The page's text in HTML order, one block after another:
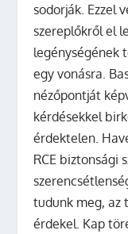
sodorják. Ezzel
szereplőkről el
legénységének
egy vonásra.
nézőpontját
kérdésekkel
érdektelen.
RCE biztonsági
tudunk meg, az
érdekel. Kap